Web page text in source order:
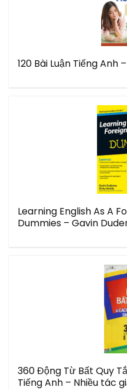
120 Bài Luận Tiếng Anh
Learning English As A
Dummies – Gavin
360 Động Từ Bất Quy
Tiếng Anh – Nhiều tác